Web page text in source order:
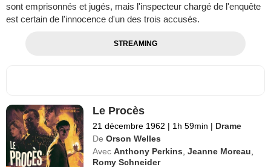
sont emprisonnés et jugés, mais l'inspecteur chargé de l'enquête
est certain de l'innocence d'un des trois accusés.
STREAMING
Le Procès
21 décembre 1962 | 1h 59min | Drame
De Orson Welles
Avec Anthony Perkins,Jeanne Moreau,
Romy Schneider